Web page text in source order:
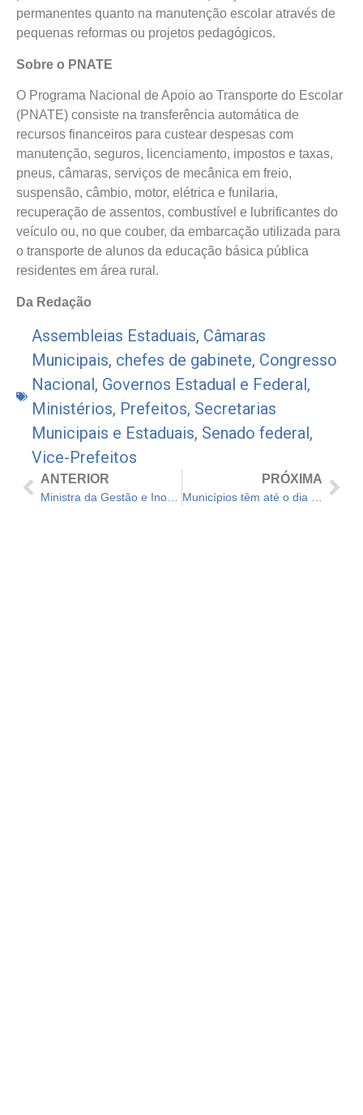
permanentes quanto na manutenção escolar através de
pequenas reformas ou projetos pedagógicos.
Sobre o PNATE
O Programa Nacional de Apoio ao Transporte do Escolar
(PNATE) consiste na transferência automática de
recursos financeiros para custear despesas com
manutenção, seguros, licenciamento, impostos e taxas,
pneus, câmaras, serviços de mecânica em freio,
suspensão, câmbio, motor, elétrica e funilaria,
recuperação de assentos, combustível e lubrificantes do
veículo ou, no que couber, da embarcação utilizada para
o transporte de alunos da educação básica pública
residentes em área rural.
Da Redação
Assembleias Estaduais, Câmaras
Municipais, chefes de gabinete, Congresso
Nacional, Governos Estadual e Federal,
Ministérios, Prefeitos, Secretarias
Municipais e Estaduais, Senado federal,
Vice-Prefeitos
ANTERIOR PRÓXIMA